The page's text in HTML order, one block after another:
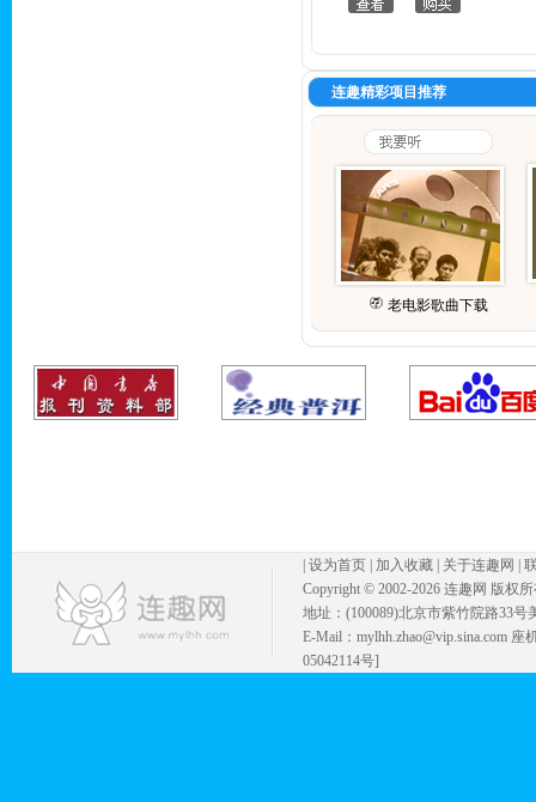
连趣精彩项目推荐
老电影歌曲下载
设为首页 加入收藏 关于连趣网
Copyright © 2002-2026 连趣网 版权
地址：(100089)北京市紫竹院路33号
E-Mail：mylhh.zhao@vip.sina.com
05042114号]